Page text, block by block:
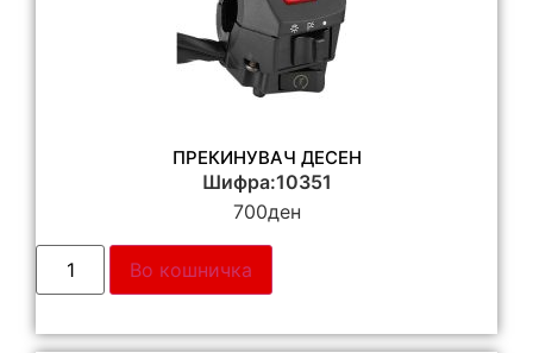
ПРЕКИНУВАЧ ДЕСЕН
Шифра:10351
700ден
Во кошничка